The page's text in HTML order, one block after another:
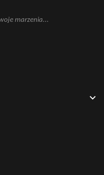
marzenia...
